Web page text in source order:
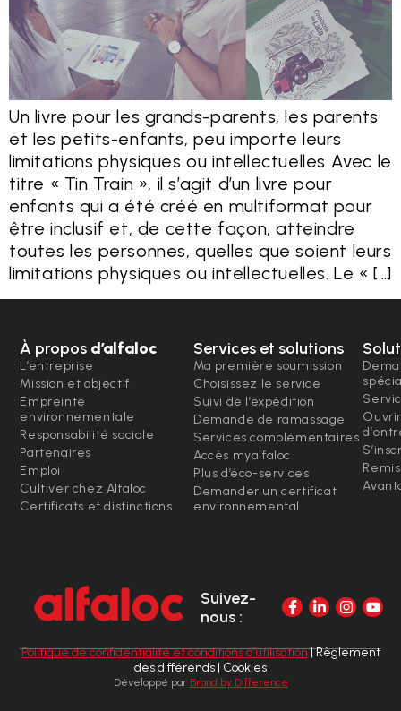
Un livre pour les grands-parents, les parents
et les petits-enfants, peu importe leurs
limitations physiques ou intellectuelles Avec le
titre « Tin Train », il s’agit d’un livre pour
enfants qui a été créé en multiformat pour
être inclusif et, de cette façon, atteindre
toutes les personnes, quelles que soient leurs
limitations physiques ou intellectuelles. Le « […]
À propos d’alfaloc
L’entreprise
Mission et objectif
Empreinte
environnementale
Responsabilité sociale
Partenaires
Emploi
Cultiver chez Alfaloc
Certificats et distinctions
Services et solutions
Ma première soumission
Choisissez le service
Suivi de l’expédition
Demande de ramassage
Services complémentaires
Accès myalfaloc
Plus d’éco-services
Demander un certificat
environnemental
Suivez-
nous :
Politique de confidentialité et conditions d’utilisation| Règlement
des différends | Cookies
Développé par Brand by Difference